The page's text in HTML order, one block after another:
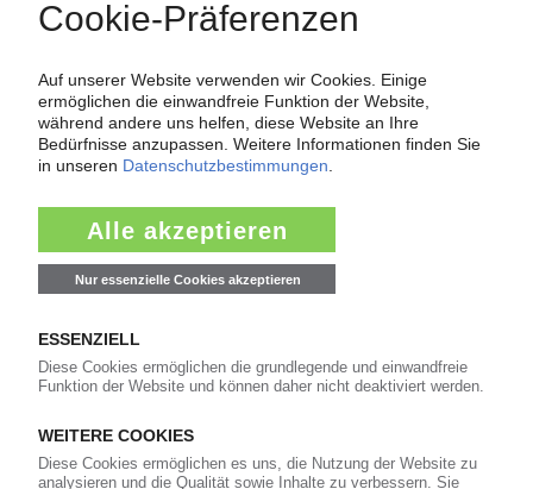
Fragen und Antworten: Was Kunst­stoff­verarbeiter wissen müssen,
wenn der Lieferant nicht mehr liefert – Informationen zum
Themenkomplex Force Majeure, Corona und Kunststoff-
Preisentwicklung sowie Tipps für die Praxis.
Newsletter
Die wichtigsten Nachrichten und Neuigkeiten aus der